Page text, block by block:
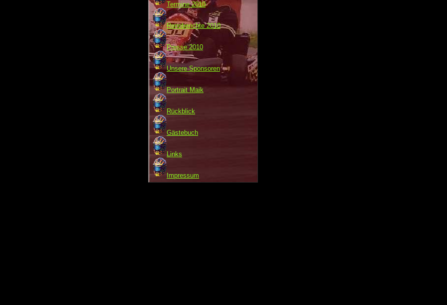
Termine 2010
Rennberichte 2010
Presse 2010
Unsere Sponsoren
Portrait Maik
Rückblick
Gästebuch
Links
Impressum